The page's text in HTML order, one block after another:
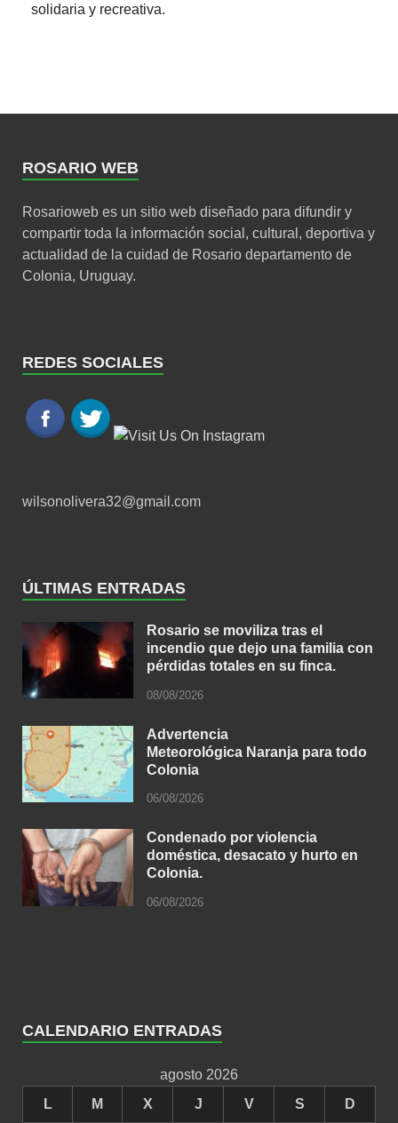
solidaria y recreativa.
ROSARIO WEB
Rosarioweb es un sitio web diseñado para difundir y
compartir toda la información social, cultural, deportiva y
actualidad de la cuidad de Rosario departamento de
Colonia, Uruguay.
REDES SOCIALES
wilsonolivera32@gmail.com
ÚLTIMAS ENTRADAS
Rosario se moviliza tras el
incendio que dejo una familia con
pérdidas totales en su finca.
08/08/2026
Advertencia
Meteorológica Naranja para todo
Colonia
06/08/2026
Condenado por violencia
doméstica, desacato y hurto en
Colonia.
06/08/2026
CALENDARIO ENTRADAS
agosto 2026
L
M X J V S D